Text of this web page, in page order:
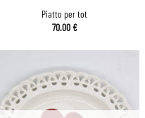
Piatto per tot
70.00€